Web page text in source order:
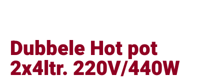
Dubbele Hot pot
2x4ltr. 220V/440W